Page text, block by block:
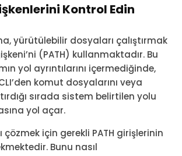
Kontrol Edin
yürütülebilir dosyaları çalıştırmak
(PATH) kullanmaktadır. Bu
yol ayrıntılarını içermediğinde,
komut dosyalarını veya
sırada sistem belirtilen yolu
yol açar.
çözmek için gerekli PATH girişlerinin
Bunu nasıl